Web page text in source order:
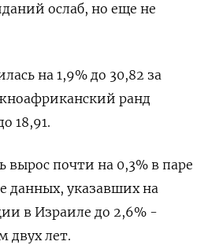
ослаб, но еще не
на 1,9% до 30,82 за
ранд
18,91.
вырос почти на 0,3% в паре
данных, указавших на
в Израиле до 2,6% -
двух лет.